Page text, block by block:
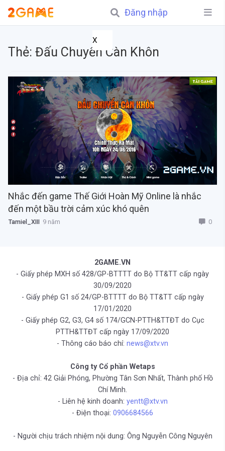
Đăng nhập
X
Thẻ: Đấu Chuyển Càn Khôn
Nhắc đến game Thế Giới Hoàn Mỹ Online là nhắc
đến một bầu trời cảm xúc khó quên
Tamiel_XIII 9 năm 0
2GAME.VN
- Giấy phép MXH số 428/GP-BTTTT do Bộ TT&TT cấp ngày
30/09/2020
- Giấy phép G1 số 24/GP-BTTTT do Bộ TT&TT cấp ngày
17/01/2020
- Giấy phép G2, G3, G4 số 174/GCN-PTTH&TTĐT do Cục
PTTH&TTĐT cấp ngày 17/09/2020
- Thông cáo báo chí: news@xtv.vn
Công ty Cổ phần Wetaps
- Địa chỉ: 42 Giải Phóng, Phường Tân Sơn Nhất, Thành phố Hồ
Chí Minh.
- Liên hệ kinh doanh: yentt@xtv.vn
- Điện thoại: 0906684566
- Người chịu trách nhiệm nội dung: Ông Nguyễn Công Nguyên